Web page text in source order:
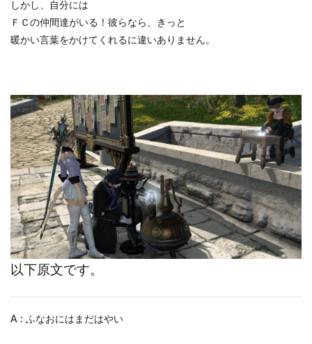
しかし、自分には
ＦＣの仲間達がいる！彼らなら、きっと
暖かい言葉をかけてくれるに違いありません。
以下原文です。
A : ふなおにはまだはやい